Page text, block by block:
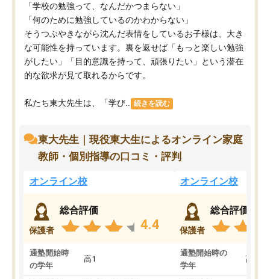
「学校の勉強って、なんだかつまらない」
「何のために勉強しているのかわからない」
そうつぶやきながら沈んだ表情をしているお子様は、大き
な可能性を持っています。裏を返せば「もっと楽しい勉強
がしたい」「目的意識を持って、頑張りたい」という潜在
的な欲求が見て取れるからです。
私たち東大先生は、「学び... 続きを読む
東大先生｜現役東大生によるオンライン家庭
教師・個別指導の口コミ・評判
オンライン校
保護者
総合評価
4.4
通塾開始時
の学年
高1
オンライン校
保護者
総合評価
通塾開始時の
学年
高3